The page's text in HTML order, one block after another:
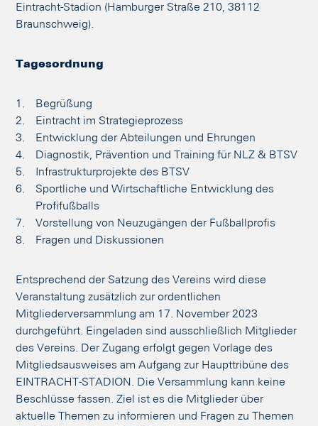
Eintracht-Stadion (Hamburger Straße 210, 38112
Braunschweig).
Tagesordnung
Begrüßung
Eintracht im Strategieprozess
Entwicklung der Abteilungen und Ehrungen
Diagnostik, Prävention und Training für NLZ & BTSV
Infrastrukturprojekte des BTSV
Sportliche und Wirtschaftliche Entwicklung des
Profifußballs
Vorstellung von Neuzugängen der Fußballprofis
Fragen und Diskussionen
Entsprechend der Satzung des Vereins wird diese
Veranstaltung zusätzlich zur ordentlichen
Mitgliederversammlung am 17. November 2023
durchgeführt. Eingeladen sind ausschließlich Mitglieder
des Vereins. Der Zugang erfolgt gegen Vorlage des
Mitgliedsausweises am Aufgang zur Haupttribüne des
EINTRACHT-STADION. Die Versammlung kann keine
Beschlüsse fassen. Ziel ist es die Mitglieder über
aktuelle Themen zu informieren und Fragen zu Themen